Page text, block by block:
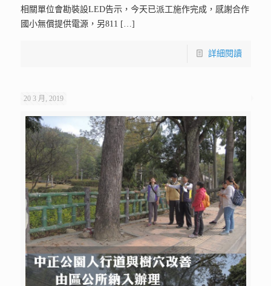
相關單位會勘裝設LED告示，今天已派工施作完成，感謝合作
國小無償提供電源，另811 […]
詳細閱讀
20 3 月, 2019